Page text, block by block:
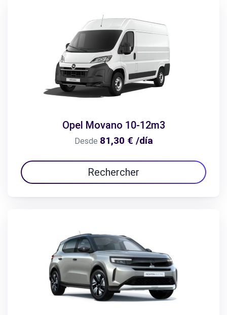
Opel Movano 10-12m3
Desde 81,30 € /día
Rechercher